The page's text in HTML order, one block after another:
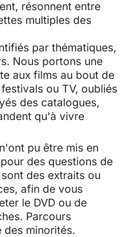
résonnent entre
multiples des
par thématiques,
Nous portons une
aux films au bout de
ou TV, oubliés
des catalogues,
qu'à vivre
pu être mis en
des questions de
des extraits ou
afin de vous
le DVD ou de
Parcours
des minorités.